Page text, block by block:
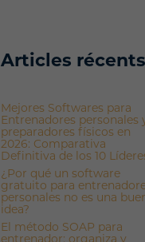
Articles récents
Mejores Softwares para
Entrenadores personales
preparadores físicos en
2026: Comparativa
Definitiva de los 10
¿Por qué un software
gratuito para
personales no es una
idea?
El método SOAP para